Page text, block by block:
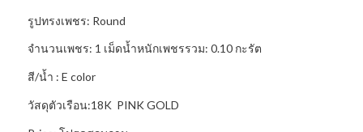
รูปทรงเพชร: Round
จำนวนเพชร: 1 เม็ดน้ำหนักเพชรรวม: 0.10 กะรัต
สี/น้ำ : E color
วัสดุตัวเรือน:18K PINK GOLD